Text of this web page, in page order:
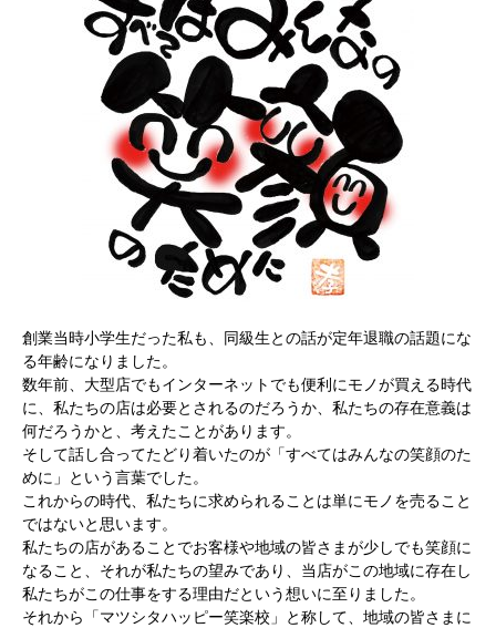
創業当時小学生だった私も、同級生との話が定年退職の話題にな
る年齢になりました。
数年前、大型店でもインターネットでも便利にモノが買える時代
に、私たちの店は必要とされるのだろうか、私たちの存在意義は
何だろうかと、考えたことがあります。
そして話し合ってたどり着いたのが「すべてはみんなの笑顔のた
めに」という言葉でした。
これからの時代、私たちに求められることは単にモノを売ること
ではないと思います。
私たちの店があることでお客様や地域の皆さまが少しでも笑顔に
なること、それが私たちの望みであり、当店がこの地域に存在し
私たちがこの仕事をする理由だという想いに至りました。
それから「マツシタハッピー笑楽校」と称して、地域の皆さまに